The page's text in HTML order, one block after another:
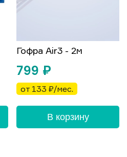
Гофра Air3 - 2м
799 ₽
от 133 ₽/мес.
В корзину